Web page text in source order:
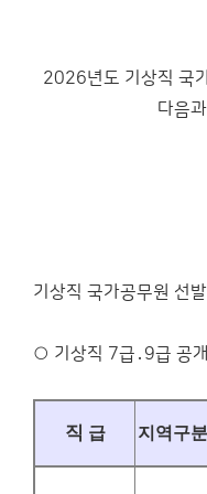
2026년도 기상직 국
다음
기상직 국가공무원 선
○ 기상직 7급․9급 공
직 급 지역구분